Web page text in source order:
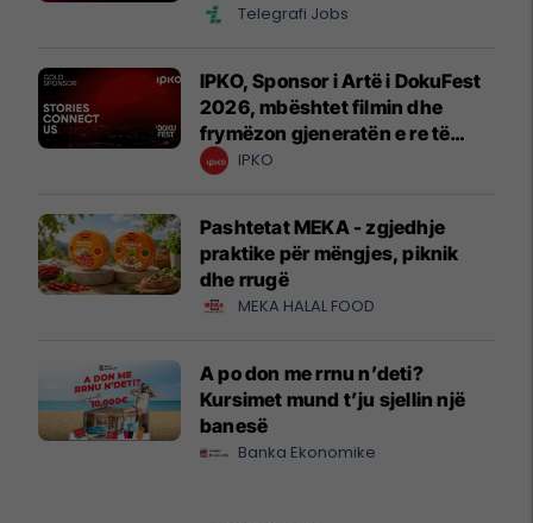
Telegrafi Jobs
IPKO, Sponsor i Artë i DokuFest
2026, mbështet filmin dhe
frymëzon gjeneratën e re të
krijuesve
IPKO
Pashtetat MEKA - zgjedhje
praktike për mëngjes, piknik
dhe rrugë
MEKA HALAL FOOD
A po don me rrnu n’deti?
Kursimet mund t’ju sjellin një
banesë
Banka Ekonomike